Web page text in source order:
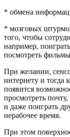
* обмена
* мозговых
того, чтобы
например,
посмотреть
При желании,
интернету и тогда
появится
просмотреть
и даже поиграть
нерабочее время.
При этом